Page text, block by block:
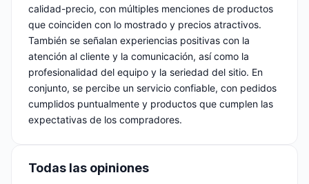
calidad-precio, con múltiples menciones de productos
que coinciden con lo mostrado y precios atractivos.
También se señalan experiencias positivas con la
atención al cliente y la comunicación, así como la
profesionalidad del equipo y la seriedad del sitio. En
conjunto, se percibe un servicio confiable, con pedidos
cumplidos puntualmente y productos que cumplen las
expectativas de los compradores.
Todas las opiniones